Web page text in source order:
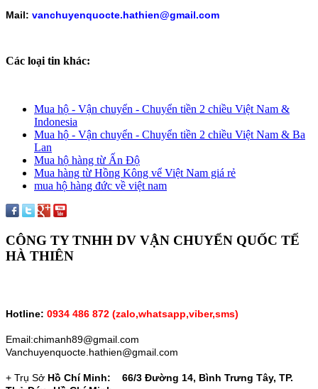
Mail: vanchuyenquocte.hathien@gmail.com
Các loại tin khác:
Mua hộ - Vận chuyển - Chuyển tiền 2 chiều Việt Nam &
Indonesia
Mua hộ - Vận chuyển - Chuyển tiền 2 chiều Việt Nam & Ba
Lan
Mua hộ hàng từ Ấn Độ
Mua hàng từ Hồng Kông vể Việt Nam giá rẻ
mua hộ hàng đức về việt nam
CÔNG TY TNHH DV VẬN CHUYỂN QUỐC TẾ
HÀ THIÊN
Hotline: 0934 486 872 (zalo,whatsapp,vỉber,sms)
Email:chimanh89@gmail.com
Vanchuyenquocte.hathien@gmail.com
+ Trụ Sở Hồ Chí Minh: 66/3 Đường 14, Bình Trưng Tây, TP.